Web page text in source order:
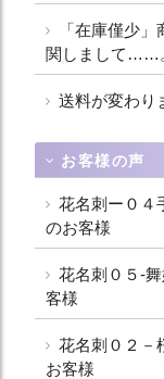
「在庫僅少
関しまして……
送料が変わり
お客様の声
花名刺ー０４
のお客様
花名刺０５-
客様
花名刺０２
お客様